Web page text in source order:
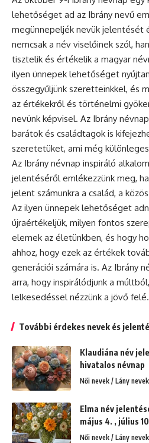
lehetőséget ad az Ibrány nevű
megünnepeljék nevük jelentését
nemcsak a név viselőinek szól,
tisztelik és értékelik a magyar
ilyen ünnepek lehetőséget
összegyűljünk szeretteinkkel, és
az értékekről és történelmi
nevünk képvisel. Az Ibrány
barátok és családtagok is
szeretetüket, ami még
Az Ibrány névnap inspiráló
jelentéséről emlékezzünk meg,
jelent számunkra a család, a
Az ilyen ünnepek lehetőséget
újraértékeljük, milyen fontos
elemek az életünkben, és hogy
ahhoz, hogy ezek az értékek
generációi számára is. Az Ibrány
arra, hogy inspirálódjunk a
lelkesedéssel nézzünk a jövő felé.
További érdekes nevek és
Klaudiána név
hivatalos névnap
Női nevek / Lány nevek
Elma név
május 4. , július
Női nevek / Lány nevek